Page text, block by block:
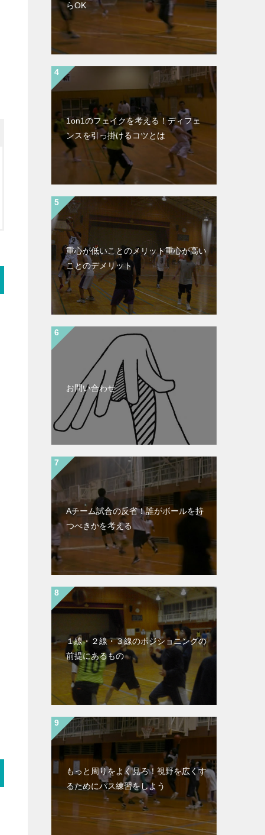
らOK
1on1のフェイクを考える！ディフェ
ンスを引っ掛けるコツとは
重心が低いことのメリット重心が高い
ことのデメリット
お問い合わせ
Aチーム試合の反省！誰がボールを持
つべきかを考える
１線・２線・３線のポジショニングの
前提にあるもの
もっと周りをよく見ろ！視野を広くす
るためにパス練習をしよう